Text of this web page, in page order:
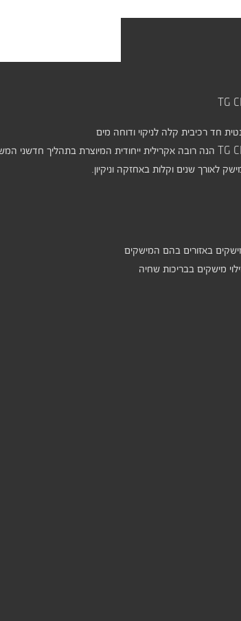
חד רכיבית קלה לניקוי ודוחה מים
לאורך שנים וקלות באחזקה וניקיון.
פנים וחוץ בעובי של 1 עד 6 מ"מ למילוי מישקים באזורים בהם המישקים
מישקים בבריכות שחיה